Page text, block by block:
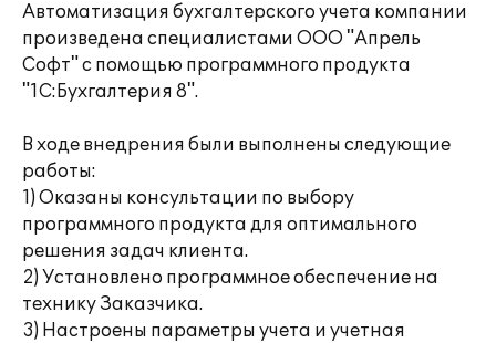
Автоматизация бухгалтерского учета компании
произведена специалистами ООО "Апрель
Софт" с помощью программного продукта
"1С:Бухгалтерия 8".
В ходе внедрения были выполнены следующие
работы:
1) Оказаны консультации по выбору
программного продукта для оптимального
решения задач клиента.
2) Установлено программное обеспечение на
технику Заказчика.
3) Настроены параметры учета и учетная